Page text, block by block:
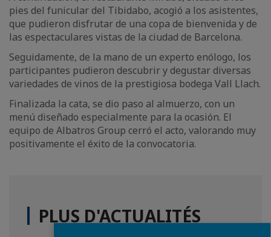
pies del funicular del Tibidabo, acogió a los asistentes,
que pudieron disfrutar de una copa de bienvenida y de
las espectaculares vistas de la ciudad de Barcelona.
Seguidamente, de la mano de un experto enólogo, los
participantes pudieron descubrir y degustar diversas
variedades de vinos de la prestigiosa bodega Vall Llach.
Finalizada la cata, se dio paso al almuerzo, con un
menú diseñado especialmente para la ocasión. El
equipo de Albatros Group cerró el acto, valorando muy
positivamente el éxito de la convocatoria.
PLUS D'ACTUALITÉS